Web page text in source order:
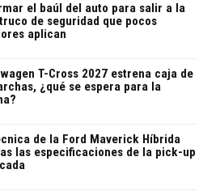
el baúl del auto para salir a la
de seguridad que pocos
aplican
T-Cross 2027 estrena caja de
¿qué se espera para la
de la Ford Maverick Híbrida
las especificaciones de la pick-up